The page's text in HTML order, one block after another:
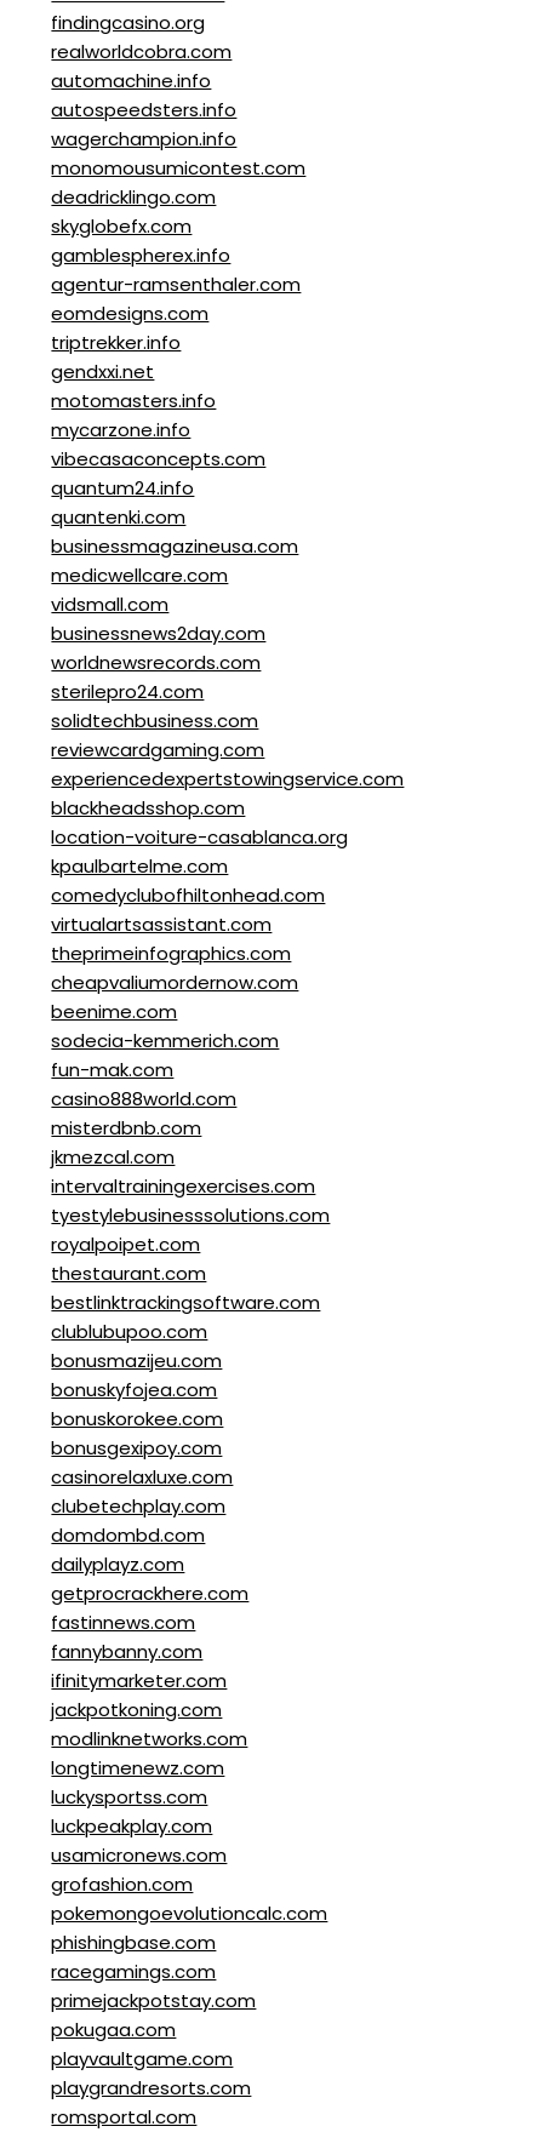
findingcasino.org
realworldcobra.com
automachine.info
autospeedsters.info
wagerchampion.info
monomousumicontest.com
deadricklingo.com
skyglobefx.com
gamblespherex.info
agentur-ramsenthaler.com
eomdesigns.com
triptrekker.info
gendxxi.net
motomasters.info
mycarzone.info
vibecasaconcepts.com
quantum24.info
quantenki.com
businessmagazineusa.com
medicwellcare.com
vidsmall.com
businessnews2day.com
worldnewsrecords.com
sterilepro24.com
solidtechbusiness.com
reviewcardgaming.com
experiencedexpertstowingservice.com
blackheadsshop.com
location-voiture-casablanca.org
kpaulbartelme.com
comedyclubofhiltonhead.com
virtualartsassistant.com
theprimeinfographics.com
cheapvaliumordernow.com
beenime.com
sodecia-kemmerich.com
fun-mak.com
casino888world.com
misterdbnb.com
jkmezcal.com
intervaltrainingexercises.com
tyestylebusinesssolutions.com
royalpoipet.com
thestaurant.com
bestlinktrackingsoftware.com
clublubupoo.com
bonusmazijeu.com
bonuskyfojea.com
bonuskorokee.com
bonusgexipoy.com
casinorelaxluxe.com
clubetechplay.com
domdombd.com
dailyplayz.com
getprocrackhere.com
fastinnews.com
fannybanny.com
ifinitymarketer.com
jackpotkoning.com
modlinknetworks.com
longtimenewz.com
luckysportss.com
luckpeakplay.com
usamicronews.com
grofashion.com
pokemongoevolutioncalc.com
phishingbase.com
racegamings.com
primejackpotstay.com
pokugaa.com
playvaultgame.com
playgrandresorts.com
romsportal.com